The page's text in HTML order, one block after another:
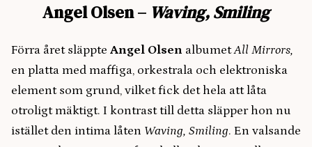
Angel Olsen– Waving, Smiling
Förra året släppte Angel Olsen albumetAll Mirrors,
en platta med maffiga, orkestrala och elektroniska
element som grund, vilket fick det hela att låta
otroligt mäktigt. I kontrast till detta släpper hon nu
istället den intima låten Waving, Smiling. En valsande